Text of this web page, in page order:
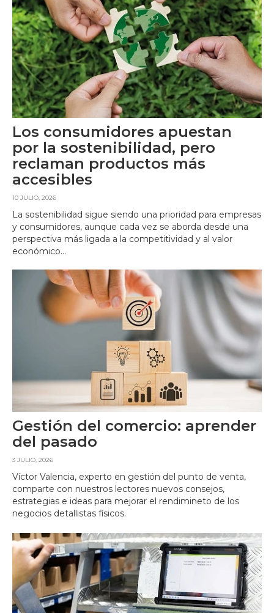
Los consumidores apuestan
por la sostenibilidad, pero
reclaman productos más
accesibles
10 JULIO, 2026
La sostenibilidad sigue siendo una prioridad para empresas
y consumidores, aunque cada vez se aborda desde una
perspectiva más ligada a la competitividad y al valor
económico...
Gestión del comercio: aprender
del pasado
3 JULIO, 2026
Víctor Valencia, experto en gestión del punto de venta,
comparte con nuestros lectores nuevos consejos,
estrategias e ideas para mejorar el rendimineto de los
negocios detallistas físicos.